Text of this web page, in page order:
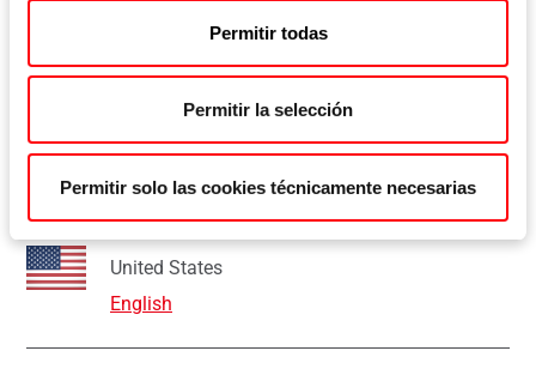
Permitir todas
Permitir la selección
Permitir solo las cookies técnicamente necesarias
Northern America
United States
English